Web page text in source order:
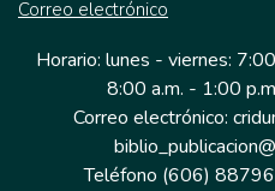
Correo electrónico
Horario: lunes - viernes:
8:00 a.m. - 1:00
Correo electrónico:
Teléfono (606)